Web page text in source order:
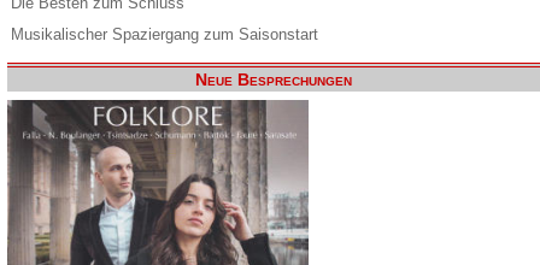
Musikalischer Spaziergang zum Saisonstart
Neue Besprechungen